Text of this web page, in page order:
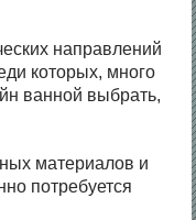
направлений
которых, много
ванной выбрать,
материалов и
потребуется